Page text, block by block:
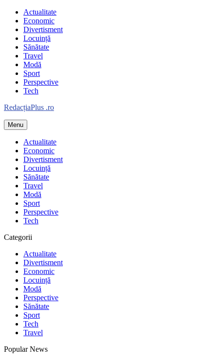
Skip
content
Actualitate
Economic
Divertisment
Locuință
Sănătate
Travel
Modă
Sport
Perspective
Tech
RedacțiaPlus .ro
Informație plus inspirație
Menu
Actualitate
Economic
Divertisment
Locuință
Sănătate
Travel
Modă
Sport
Perspective
Tech
Categorii
Actualitate
Divertisment
Economic
Locuință
Modă
Perspective
Sănătate
Sport
Tech
Travel
Popular News